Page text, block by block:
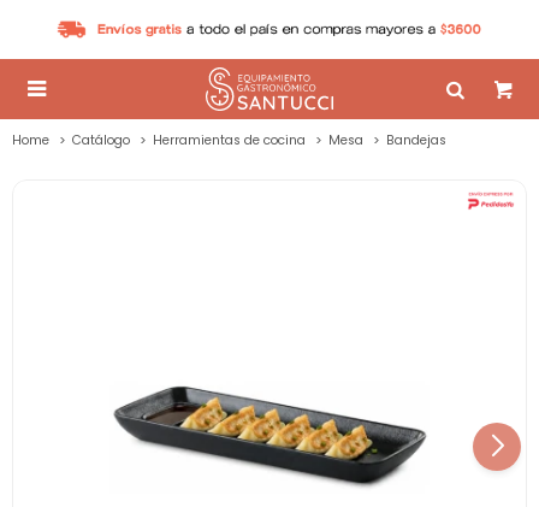

Home Catálogo Herramientas de cocina Mesa Bandejas